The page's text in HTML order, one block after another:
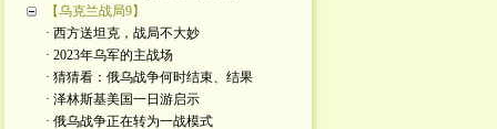
【乌克兰战局9】
· 西方送坦克，战局不大妙
· 2023年乌军的主战场
· 猜猜看：俄乌战争何时结束、结果
· 泽林斯基美国一日游启示
· 俄乌战争正在转为一战模式